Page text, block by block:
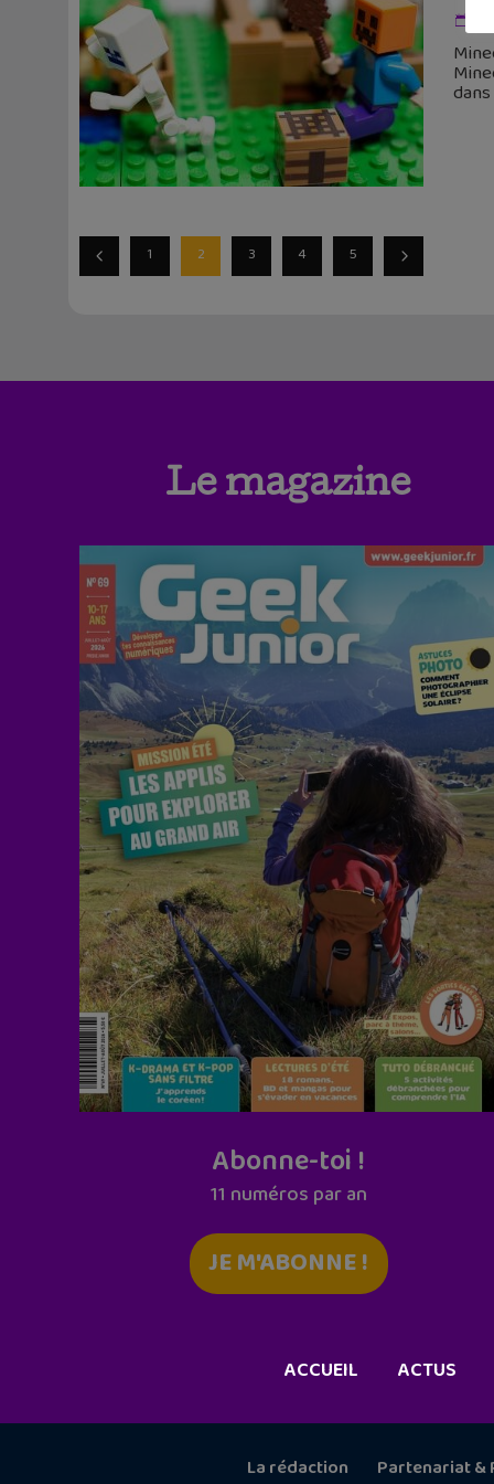
1 2 3 4 5
Le magazine
Abonne-toi !
11 numéros par an
JE M'ABONNE !
ACCUEIL ACTUS
La rédaction Partenariat &